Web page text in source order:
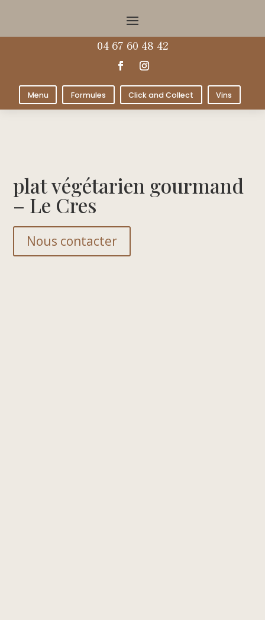
04 67 60 48 42
Menu Formules Click and Collect Vins
plat végétarien gourmand
– Le Cres
Nous contacter